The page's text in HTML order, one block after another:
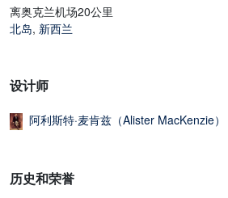
离奥克兰机场20公里
北岛, 新西兰
设计师
阿利斯特·麦肯兹（Alister MacKenzie）
历史和荣誉